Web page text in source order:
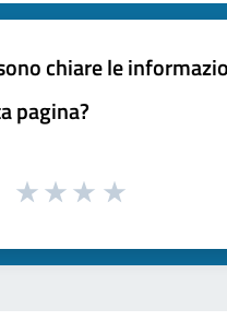
chiare le
pagina?